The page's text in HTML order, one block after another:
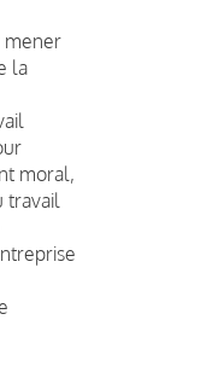
mener
la
moral,
travail